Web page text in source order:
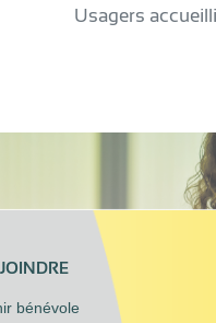
Usagers
bénévole